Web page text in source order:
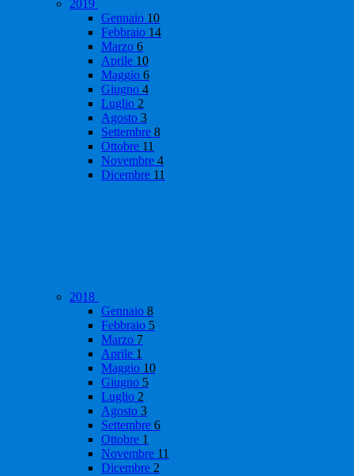
2019
Gennaio 10
Febbraio 14
Marzo 6
Aprile 10
Maggio 6
Giugno 4
Luglio 2
Agosto 3
Settembre 8
Ottobre 11
Novembre 4
Dicembre 11
2018
Gennaio 8
Febbraio 5
Marzo 7
Aprile 1
Maggio 10
Giugno 5
Luglio 2
Agosto 3
Settembre 6
Ottobre 1
Novembre 11
Dicembre 2